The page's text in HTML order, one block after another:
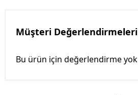
Müşteri Değerlendirmeleri
Bu ürün için değerlendirme yok